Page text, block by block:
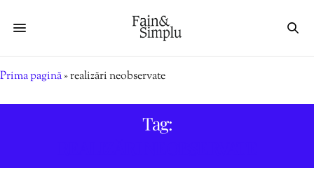
Prima pagină»realizări neobservate
Tag: